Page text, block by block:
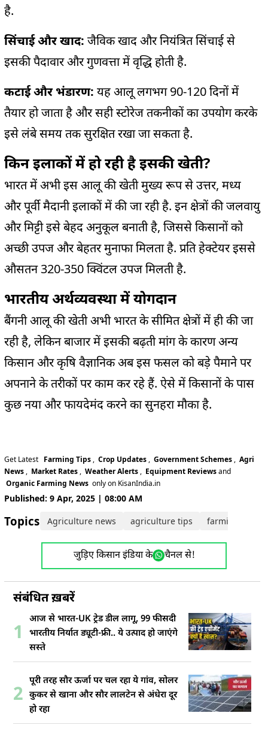
है.
सिंचाई और खाद: जैविक खाद और नियंत्रित सिंचाई से
इसकी पैदावार और गुणवत्ता में वृद्धि होती है.
कटाई और भंडारण: यह आलू लगभग 90-120 दिनों में
तैयार हो जाता है और सही स्टोरेज तकनीकों का उपयोग करके
इसे लंबे समय तक सुरक्षित रखा जा सकता है.
किन इलाकों में हो रही है इसकी खेती?
भारत में अभी इस आलू की खेती मुख्य रूप से उत्तर, मध्य
और पूर्वी मैदानी इलाकों में की जा रही है. इन क्षेत्रों की जलवायु
और मिट्टी इसे बेहद अनुकूल बनाती है, जिससे किसानों को
अच्छी उपज और बेहतर मुनाफा मिलता है. प्रति हेक्टेयर इससे
औसतन 320-350 क्विंटल उपज मिलती है.
भारतीय अर्थव्यवस्था में योगदान
बैंगनी आलू की खेती अभी भारत के सीमित क्षेत्रों में ही की जा
रही है, लेकिन बाजार में इसकी बढ़ती मांग के कारण अन्य
किसान और कृषि वैज्ञानिक अब इस फसल को बड़े पैमाने पर
अपनाने के तरीकों पर काम कर रहे हैं. ऐसे में किसानों के पास
कुछ नया और फायदेमंद करने का सुनहरा मौका है.
Get Latest Farming Tips , Crop Updates , Government Schemes , Agri
News , Market Rates , Weather Alerts , Equipment Reviewsand
Organic Farming News only on KisanIndia.in
Published: 9 Apr, 2025 | 08:00 AM
Topics: Agriculture news agriculture tips farming tips
जुड़िए किसान इंडिया के चैनल से!
संबंधित ख़बरें
1
आज से भारत-UK ट्रेड डील लागू, 99 फीसदी
भारतीय निर्यात ड्यूटी-फ्री.. ये उत्पाद हो जाएंगे
सस्ते
2
पूरी तरह सौर ऊर्जा पर चल रहा ये गांव, सोलर
कुकर से खाना और सौर लालटेन से अंधेरा दूर
हो रहा